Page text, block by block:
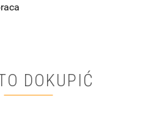
DOKUPIĆ